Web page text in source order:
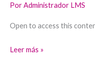
PorAdministrador LMS
Open to access this
C
la
Leer más »